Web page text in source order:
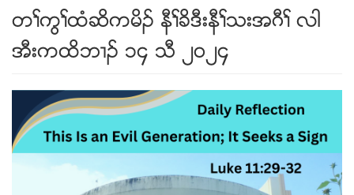
တႈကြႈထံဆိကမိဥ နီႈခိဒီးနီႈသးအဂီႈ လါ
အီးကထိဘ႕ဥ ၁၄ သီ ၂၀၂၄